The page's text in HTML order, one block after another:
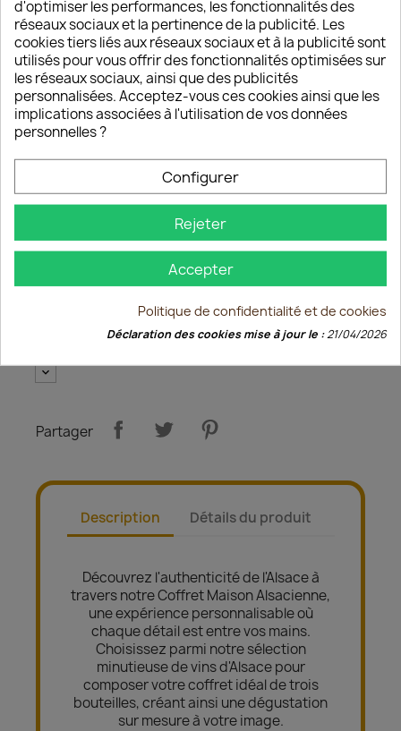
N'oubliez pas de sauvegarder votre
personnalisation pour pouvoir l'ajouter au panier
Indiquez les bouteilles qui composent votre coffret
(ex: 1x Pinot Gris Réserve Particulière 1x
Gewurztraminer Vieilles Vignes...)
ENREGISTRER LA PERSONNALISATION
Quantité
 AJOUTER AU PANIER favorite_border
Partager
Description Détails du produit
Découvrez l'authenticité de l'Alsace à
travers notre Coffret Maison Alsacienne,
une expérience personnalisable où
chaque détail est entre vos mains.
Choisissez parmi notre sélection
minutieuse de vins d'Alsace pour
composer votre coffret idéal de trois
bouteilles, créant ainsi une dégustation
sur mesure à votre image.
d'optimiser les performances, les fonctionnalités des
réseaux sociaux et la pertinence de la publicité. Les
cookies tiers liés aux réseaux sociaux et à la publicité sont
utilisés pour vous offrir des fonctionnalités optimisées sur
les réseaux sociaux, ainsi que des publicités
personnalisées. Acceptez-vous ces cookies ainsi que les
implications associées à l'utilisation de vos données
personnelles ?
Configurer
Rejeter
Accepter
Politique de confidentialité et de cookies
Déclaration des cookies mise à jour le :21/04/2026